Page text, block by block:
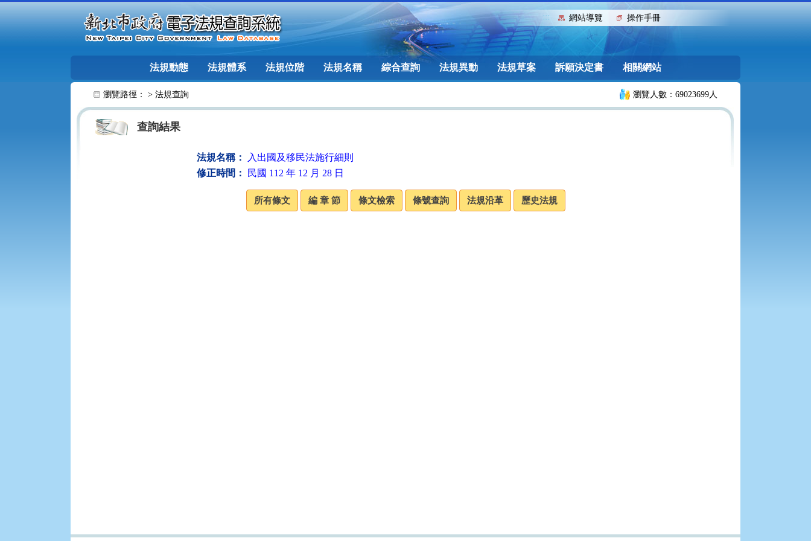
::: 網站導覽 操作手冊
法規動態 法規體系 法規位階 法規名稱 綜合查詢 法規異動 法規草案 訴願決定書 相關網站
瀏覽路徑： > 法規查詢 瀏覽人數：69023699人
查詢結果
法規名稱：
入出國及移民法施行細則
修正時間：
民國 112 年 12 月 28 日